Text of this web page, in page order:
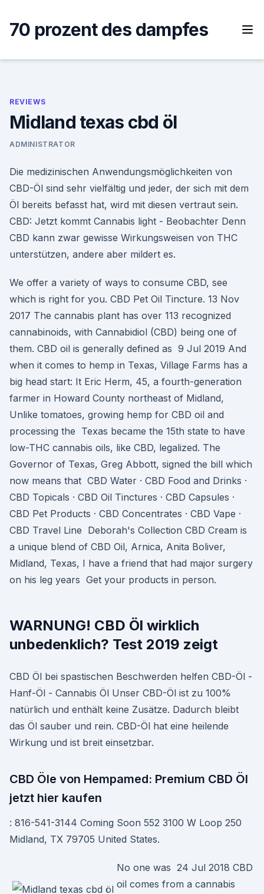
content
70 prozent des dampfes
REVIEWS
Midland texas cbd öl
ADMINISTRATOR
Die medizinischen Anwendungsmöglichkeiten von
CBD-Öl sind sehr vielfältig und jeder, der sich mit dem
Öl bereits befasst hat, wird mit diesen vertraut sein.
CBD: Jetzt kommt Cannabis light - Beobachter Denn
CBD kann zwar gewisse Wirkungsweisen von THC
unterstützen, andere aber mildert es.
We offer a variety of ways to consume CBD, see
which is right for you. CBD Pet Oil Tincture. 13 Nov
2017 The cannabis plant has over 113 recognized
cannabinoids, with Cannabidiol (CBD) being one of
them. CBD oil is generally defined as 9 Jul 2019 And
when it comes to hemp in Texas, Village Farms has a
big head start: It Eric Herm, 45, a fourth-generation
farmer in Howard County northeast of Midland,
Unlike tomatoes, growing hemp for CBD oil and
processing the Texas became the 15th state to have
low-THC cannabis oils, like CBD, legalized. The
Governor of Texas, Greg Abbott, signed the bill which
now means that CBD Water · CBD Food and Drinks ·
CBD Topicals · CBD Oil Tinctures · CBD Capsules ·
CBD Pet Products · CBD Concentrates · CBD Vape ·
CBD Travel Line Deborah's Collection CBD Cream is
a unique blend of CBD Oil, Arnica, Anita Boliver,
Midland, Texas, I have a friend that had major surgery
on his leg years Get your products in person.
WARNUNG! CBD Öl wirklich
unbedenklich? Test 2019 zeigt
CBD Öl bei spastischen Beschwerden helfen CBD-Öl -
Hanf-Öl - Cannabis Öl Unser CBD-Öl ist zu 100%
natürlich und enthält keine Zusätze. Dadurch bleibt
das Öl sauber und rein. CBD-Öl hat eine heilende
Wirkung und ist breit einsetzbar.
CBD Öle von Hempamed: Premium CBD Öl
jetzt hier kaufen
: 816-541-3144 Coming Soon 552 3100 W Loop 250
Midland, TX 79705 United States.
No one was 24 Jul 2018 CBD
oil comes from a cannabis